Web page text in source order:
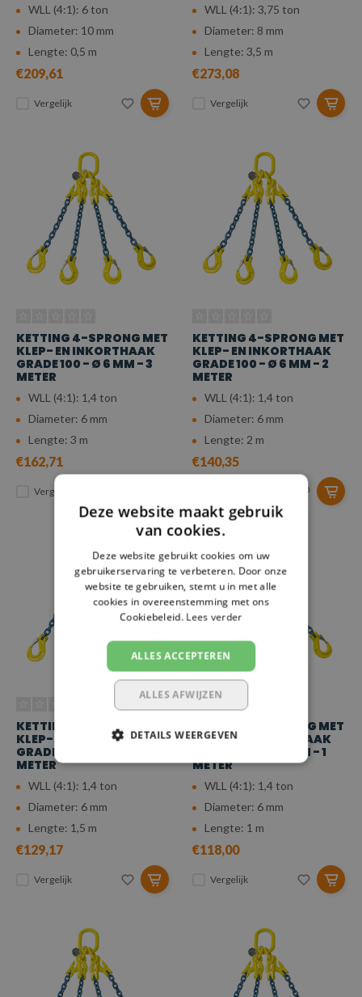
WLL (4:1): 6 ton
Diameter: 10 mm
Lengte: 0,5 m
€209,61
Vergelijk
WLL (4:1): 3,75 ton
Diameter: 8 mm
Lengte: 3,5 m
€273,08
Vergelijk
KETTING 4-SPRONG MET
KLEP- EN INKORTHAAK
GRADE 100 - Ø 6 MM - 3
METER
WLL (4:1): 1,4 ton
Diameter: 6 mm
Lengte: 3 m
€162,71
Vergelijk
KETTING 4-SPRONG MET
KLEP- EN INKORTHAAK
GRADE 100 - Ø 6 MM - 2
METER
WLL (4:1): 1,4 ton
Diameter: 6 mm
Lengte: 2 m
€140,35
KETTING 4-SPRONG MET
KLEP- EN INKORTHAAK
GRADE 100 - Ø 6 MM - 1,5
METER
WLL (4:1): 1,4 ton
Diameter: 6 mm
Lengte: 1,5 m
€129,17
Vergelijk
KETTING 4-SPRONG MET
KLEP- EN INKORTHAAK
GRADE 100 - Ø 6 MM - 1
METER
WLL (4:1): 1,4 ton
Diameter: 6 mm
Lengte: 1 m
€118,00
Vergelijk
Deze website maakt gebruik
van cookies.
Deze website gebruikt cookies om uw
gebruikerservaring te verbeteren. Door onze
website te gebruiken, stemt u in met alle
cookies in overeenstemming met ons
Cookiebeleid. Lees verder
ALLES ACCEPTEREN
ALLES AFWIJZEN
DETAILS WEERGEVEN